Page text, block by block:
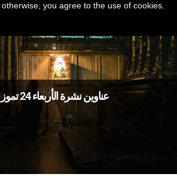
عناوين نشرة الأربعاء 24 تموز 2024: المرأة ابنة الله
you agree to the use of cookies.